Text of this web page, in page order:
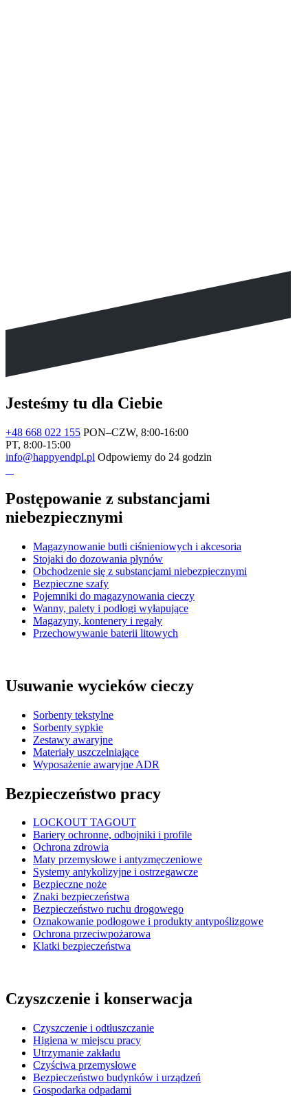
Jesteśmy tu dla Ciebie
+48 668 022 155 PON–CZW, 8:00-16:00
PT, 8:00-15:00
info@happyendpl.pl Odpowiemy do 24 godzin
Postępowanie z substancjami
niebezpiecznymi
Magazynowanie butli ciśnieniowych i akcesoria
Stojaki do dozowania płynów
Obchodzenie się z substancjami niebezpiecznymi
Bezpieczne szafy
Pojemniki do magazynowania cieczy
Wanny, palety i podłogi wyłapujące
Magazyny, kontenery i regały
Przechowywanie baterii litowych
Usuwanie wycieków cieczy
Sorbenty tekstylne
Sorbenty sypkie
Zestawy awaryjne
Materiały uszczelniające
Wyposażenie awaryjne ADR
Bezpieczeństwo pracy
LOCKOUT TAGOUT
Bariery ochronne, odbojniki i profile
Ochrona zdrowia
Maty przemysłowe i antyzmęczeniowe
Systemy antykolizyjne i ostrzegawcze
Bezpieczne noże
Znaki bezpieczeństwa
Bezpieczeństwo ruchu drogowego
Oznakowanie podłogowe i produkty antypoślizgowe
Ochrona przeciwpożarowa
Klatki bezpieczeństwa
Czyszczenie i konserwacja
Czyszczenie i odtłuszczanie
Higiena w miejscu pracy
Utrzymanie zakładu
Czyściwa przemysłowe
Bezpieczeństwo budynków i urządzeń
Gospodarka odpadami